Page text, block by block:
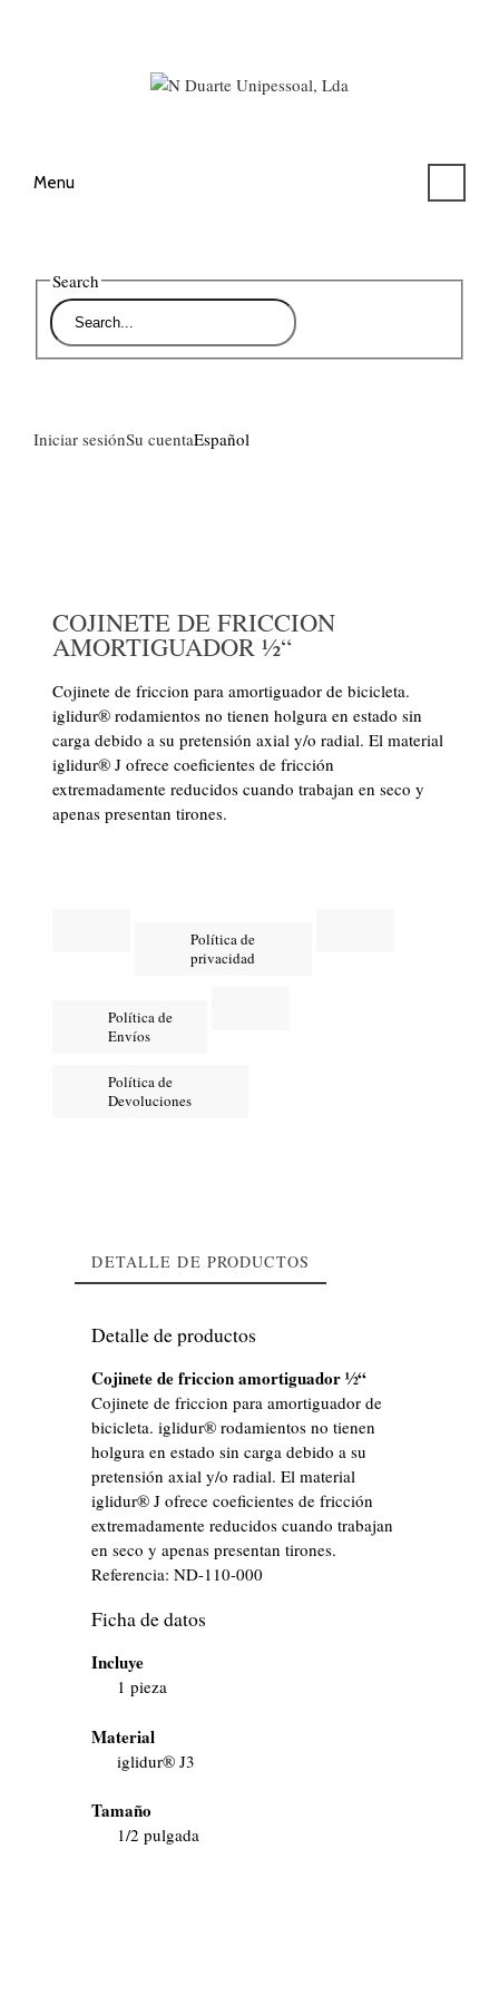
Menu
Search
Iniciar sesiónSu cuentaEspañol
COJINETE DE FRICCION
AMORTIGUADOR ½“
Cojinete de friccion para amortiguador de bicicleta.
iglidur® rodamientos no tienen holgura en estado sin
carga debido a su pretensión axial y/o radial. El material
iglidur® J ofrece coeficientes de fricción
extremadamente reducidos cuando trabajan en seco y
apenas presentan tirones.
Política de
privacidad
Política de
Envíos
Política de
Devoluciones
DETALLE DE PRODUCTOS
Detalle de productos
Cojinete de friccion amortiguador ½“
Cojinete de friccion para amortiguador de
bicicleta. iglidur® rodamientos no tienen
holgura en estado sin carga debido a su
pretensión axial y/o radial. El material
iglidur® J ofrece coeficientes de fricción
extremadamente reducidos cuando trabajan
en seco y apenas presentan tirones.
Referencia:ND-110-000
Ficha de datos
Incluye
1 pieza
Material
iglidur® J3
Tamaño
1/2 pulgada